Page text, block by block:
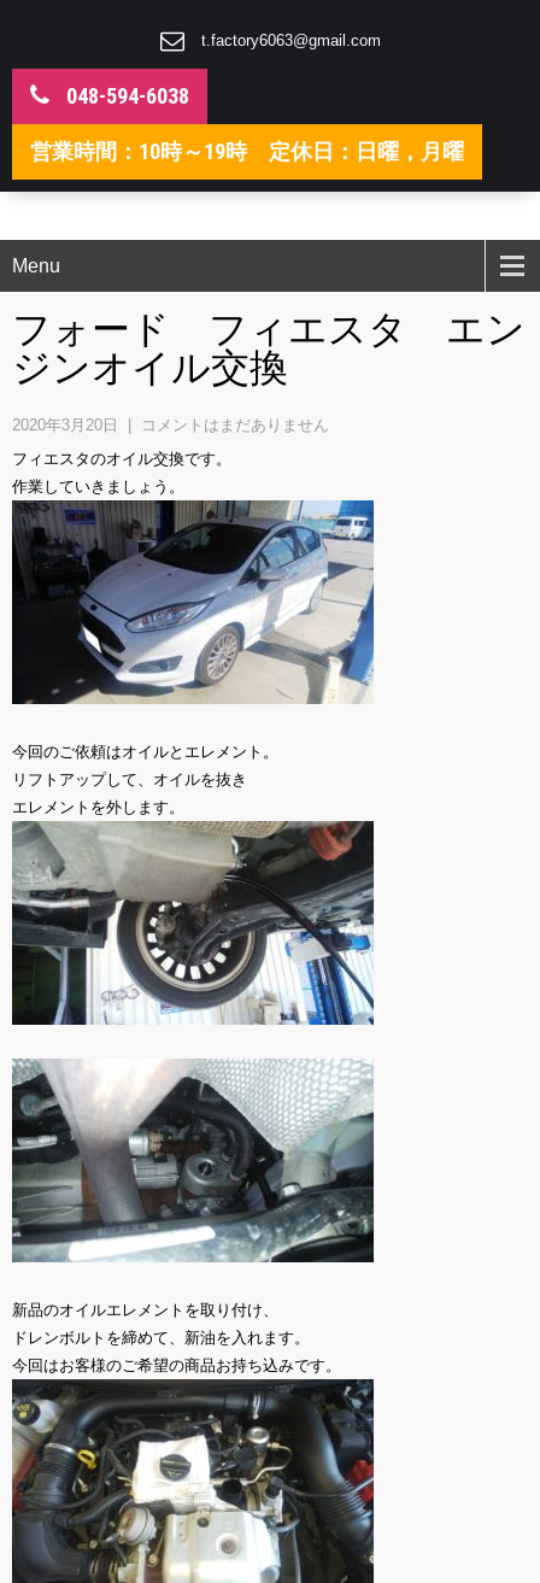
t.factory6063@gmail.com
048-594-6038
営業時間：10時～19時 定休日：日曜，月曜
Menu
フォード フィエスタ エン
ジンオイル交換
2020年3月20日
コメントはまだありません
フィエスタのオイル交換です。
作業していきましょう。
今回のご依頼はオイルとエレメント。
リフトアップして、オイルを抜き
エレメントを外します。
新品のオイルエレメントを取り付け、
ドレンボルトを締めて、新油を入れます。
今回はお客様のご希望の商品お持ち込みです。